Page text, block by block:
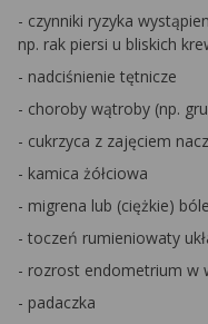
- czynniki ryzyka
np. rak piersi u bliskich
- nadciśnienie tętnicze
- choroby wątroby (np.
- cukrzyca z zajęciem
- kamica żółciowa
- migrena lub (ciężkie)
- toczeń rumieniowaty
- rozrost endometrium w
- padaczka